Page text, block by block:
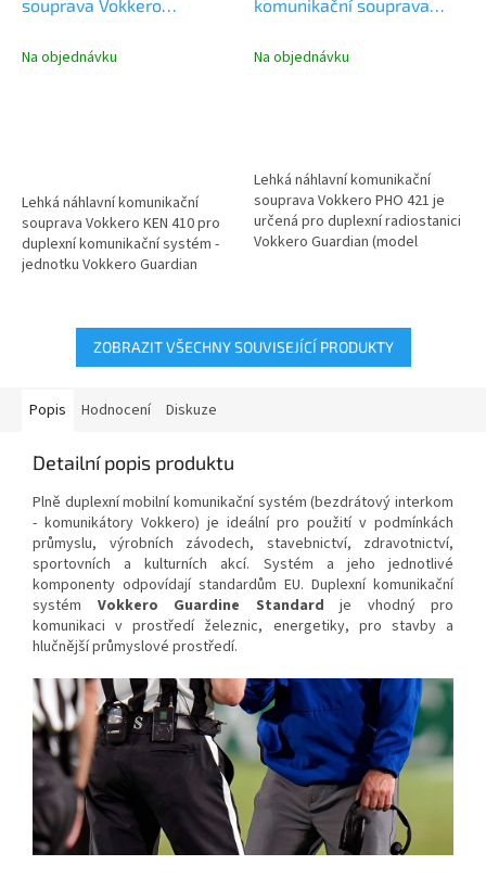
souprava Vokkero
Na objednávku
Lehká náhlavní komunikační
souprava Vokkero KEN 410 pro
duplexní komunikační systém -
jednotku Vokkero Guardian
komunikační souprava
Na objednávku
Lehká náhlavní komunikační
souprava Vokkero PHO 421 je
určená pro duplexní radiostanici
Vokkero Guardian (model
ZOBRAZIT VŠECHNY SOUVISEJÍCÍ PRODUKTY
Popis Hodnocení Diskuze
Detailní popis produktu
Plně duplexní mobilní komunikační systém (bezdrátový interkom
- komunikátory Vokkero) je ideální pro použití v podmínkách
průmyslu, výrobních závodech, stavebnictví, zdravotnictví,
sportovních a kulturních akcí. Systém a jeho jednotlivé
komponenty odpovídají standardům EU. Duplexní komunikační
systém Vokkero Guardine Standard je vhodný pro
komunikaci v prostředí železnic, energetiky, pro stavby a
hlučnější průmyslové prostředí.